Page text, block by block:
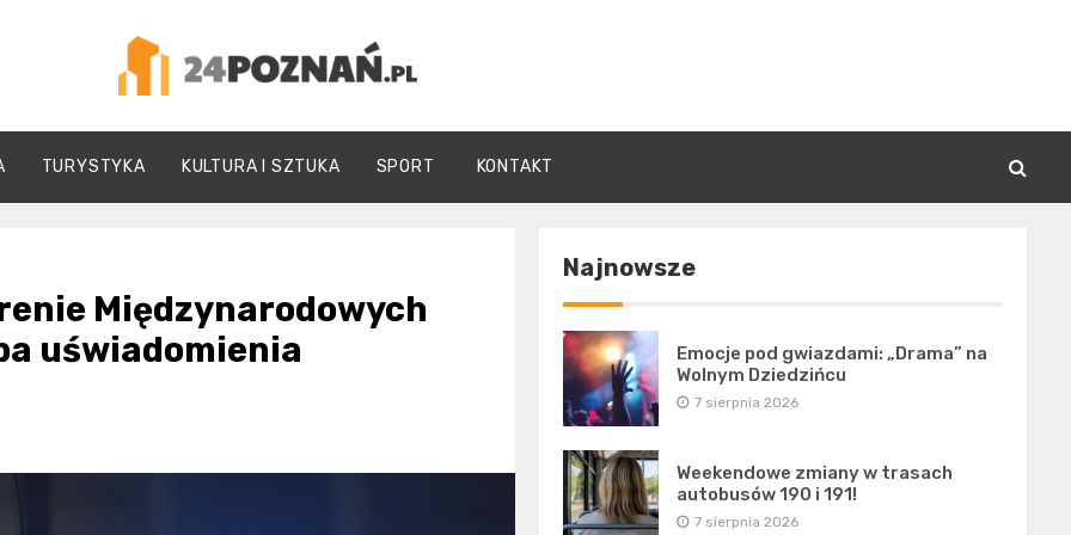
24Poznań.pl
TURYSTYKA KULTURA I SZTUKA SPORT KONTAKT
Międzynarodowych
uświadomienia
Najnowsze
Emocje pod gwiazdami: „Drama” na
Wolnym Dziedzińcu
7 sierpnia 2026
Weekendowe zmiany w trasach
autobusów 190 i 191!
7 sierpnia 2026